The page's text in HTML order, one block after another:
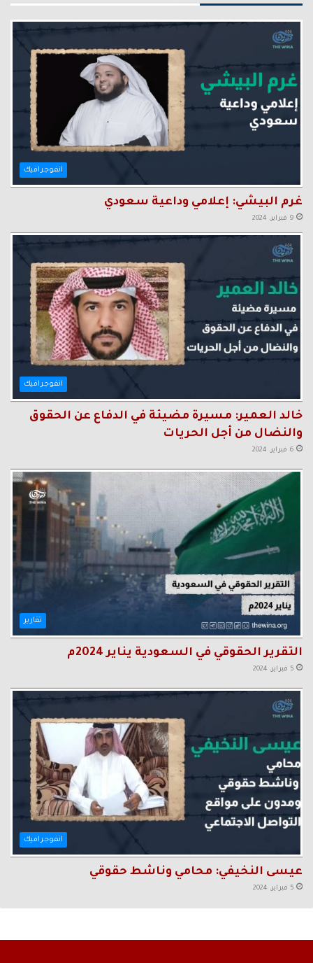
انفوجرافيك
غرم البيشي: إعلامي وداعية سعودي
9 فبراير، 2024
انفوجرافيك
خالد العمير: مسيرة مضيئة في الدفاع عن الحقوق
والنضال من أجل الحريات
6 فبراير، 2024
تقارير
التقرير الحقوقي في السعودية يناير 2024م
5 فبراير، 2024
انفوجرافيك
عيسى النخيفي: محامي وناشط حقوقي
5 فبراير، 2024